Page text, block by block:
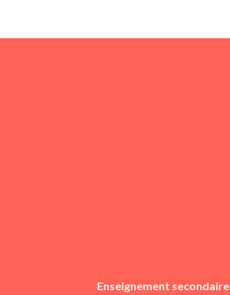
Enseignement secondaire